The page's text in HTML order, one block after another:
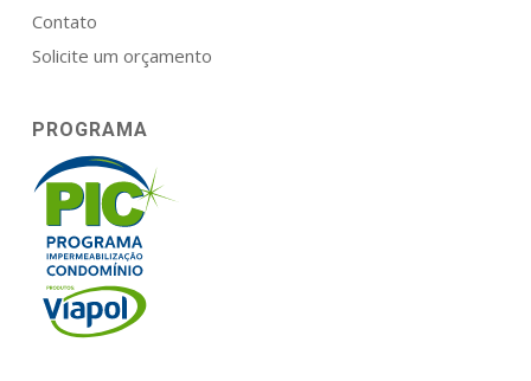
Contato
Solicite um orçamento
PROGRAMA